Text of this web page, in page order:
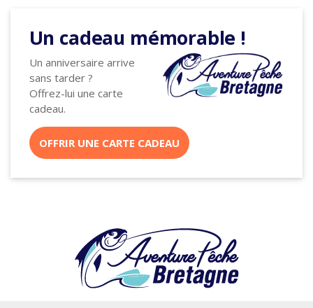
Un cadeau mémorable !
Un anniversaire arrive
sans tarder ?
Offrez-lui une carte
cadeau.
OFFRIR UNE CARTE CADEAU